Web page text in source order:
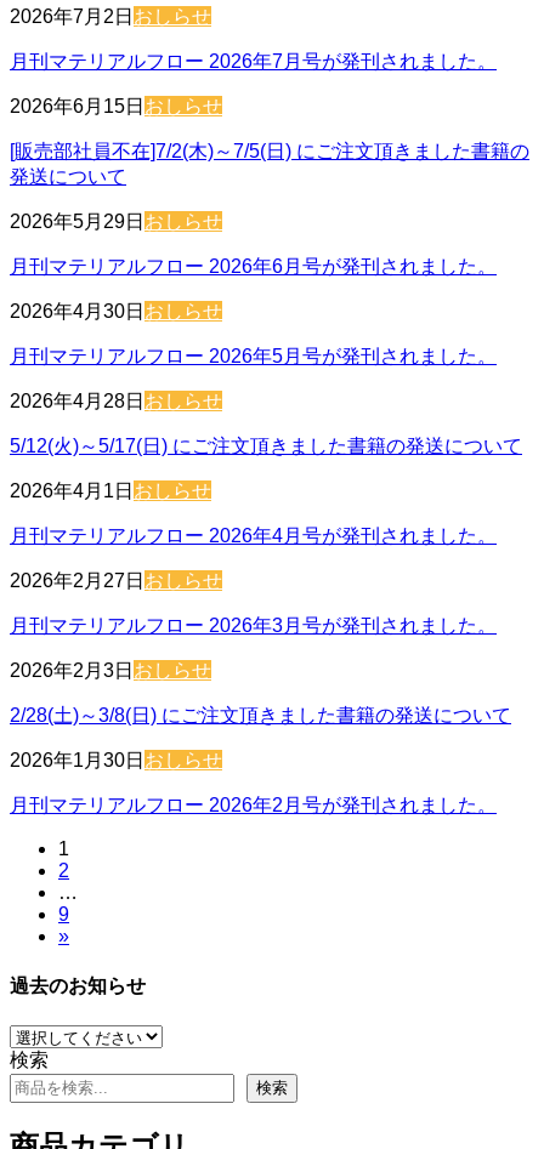
2026年7月2日 おしらせ
月刊マテリアルフロー 2026年7月号が発刊されました。
2026年6月15日 おしらせ
[販売部社員不在]7/2(木)～7/5(日) にご注文頂きました書籍の
発送について
2026年5月29日 おしらせ
月刊マテリアルフロー 2026年6月号が発刊されました。
2026年4月30日 おしらせ
月刊マテリアルフロー 2026年5月号が発刊されました。
2026年4月28日 おしらせ
5/12(火)～5/17(日) にご注文頂きました書籍の発送について
2026年4月1日 おしらせ
月刊マテリアルフロー 2026年4月号が発刊されました。
2026年2月27日 おしらせ
月刊マテリアルフロー 2026年3月号が発刊されました。
2026年2月3日 おしらせ
2/28(土)～3/8(日) にご注文頂きました書籍の発送について
2026年1月30日 おしらせ
月刊マテリアルフロー 2026年2月号が発刊されました。
ペ
ジ
送
り
固
定
ペ
ー
ジ
1
固
定
ペ
ー
ジ
2
…
固
定
ー
9
»
過去のお知らせ
検索
検索